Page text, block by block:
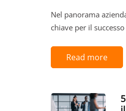
Nel panorama
chiave per il
Read more